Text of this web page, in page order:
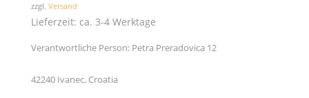
zzgl. Versand
Lieferzeit: ca. 3-4 Werktage
Verantwortliche Person: Petra Preradovica 12
42240 Ivanec, Croatia